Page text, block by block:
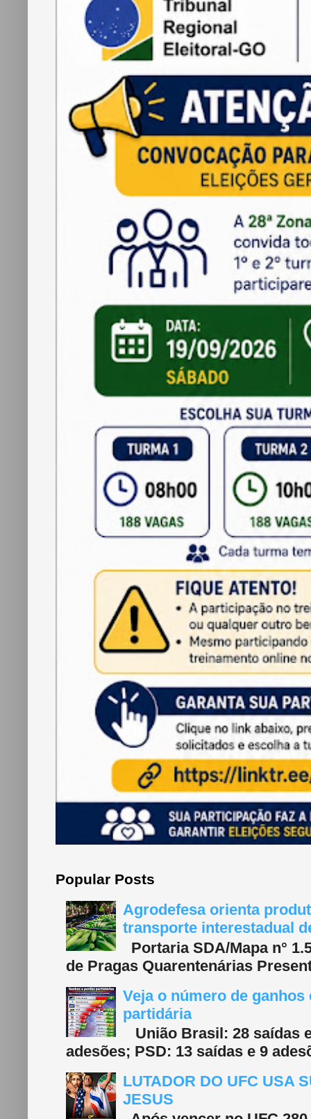
Popular Posts
Agrodefesa orienta
transporte interestadual
Portaria SDA/Mapa n°
de Pragas Quarentenárias
Veja o número de
partidária
União Brasil: 28 saídas
adesões; PSD: 13 saídas e 9
LUTADOR DO UFC USA
JESUS